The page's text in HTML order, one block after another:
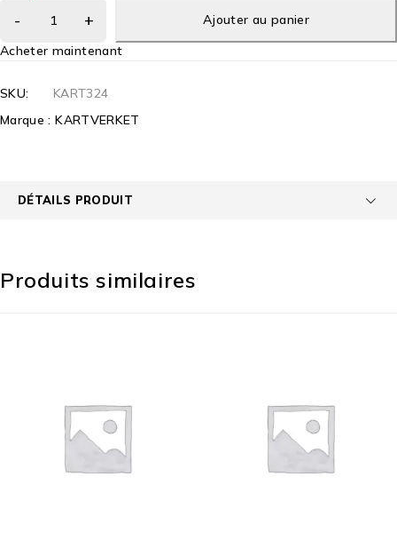
Ajouter au panier
Acheter maintenant
SKU:
KART324
Marque :KARTVERKET
DÉTAILS PRODUIT
Produits similaires